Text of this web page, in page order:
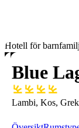
Hotell för
Blue
Lambi, Kos,